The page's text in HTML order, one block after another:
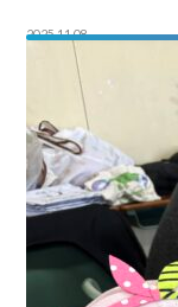
2025.11.08